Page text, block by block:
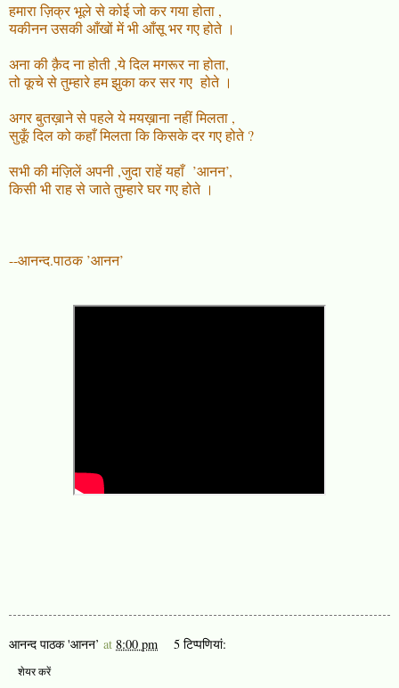
हमारा ज़िक्र भूले से कोई जो कर गया होता ,
यकीनन उसकी आँखों में भी आँसू भर गए होते ।
अना की क़ैद ना होती ,ये दिल मगरूर ना होता,
तो कूचे से तुम्हारे हम झुका कर सर गए होते ।
अगर बुतख़ाने से पहले ये मयख़ाना नहीं मिलता ,
सुकूँ दिल को कहाँ मिलता कि किसके दर गए होते ?
सभी की मंज़िलें अपनी ,जुदा राहें यहाँ ’आनन’,
किसी भी राह से जाते तुम्हारे घर गए होते ।
--आनन्द.पाठक ’आनन’
आनन्द पाठक 'आनन’ at 8:00 pm 5 टिप्‍पणियां:
शेयर करें